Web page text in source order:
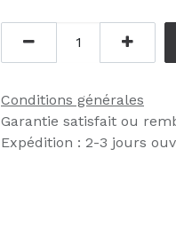
Conditions générales
Garantie satisfait ou
Expédition : 2-3 jours